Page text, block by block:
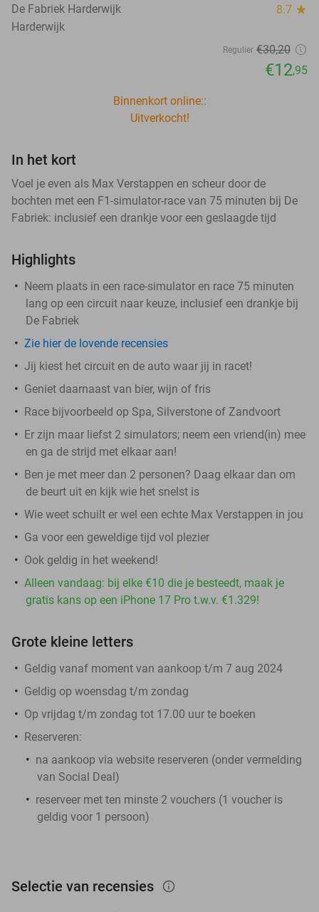
De Fabriek Harderwijk 8.7 star
Harderwijk
Regulier €30,20
€12,95
Binnenkort online::
Uitverkocht!
In het kort
Voel je even als Max Verstappen en scheur door de
bochten met een F1-simulator-race van 75 minuten bij De
Fabriek: inclusief een drankje voor een geslaagde tijd
Highlights
Neem plaats in een race-simulator en race 75 minuten
lang op een circuit naar keuze, inclusief een drankje bij
De Fabriek
Zie hier de lovende recensies
Jij kiest het circuit en de auto waar jij in racet!
Geniet daarnaast van bier, wijn of fris
Race bijvoorbeeld op Spa, Silverstone of Zandvoort
Er zijn maar liefst 2 simulators; neem een vriend(in) mee
en ga de strijd met elkaar aan!
Ben je met meer dan 2 personen? Daag elkaar dan om
de beurt uit en kijk wie het snelst is
Wie weet schuilt er wel een echte Max Verstappen in jou
Ga voor een geweldige tijd vol plezier
Ook geldig in het weekend!
Alleen vandaag: bij elke €10 die je besteedt, maak je
gratis kans op een iPhone 17 Pro t.w.v. €1.329!
Grote kleine letters
Geldig vanaf moment van aankoop t/m 7 aug 2024
Geldig op woensdag t/m zondag
Op vrijdag t/m zondag tot 17.00 uur te boeken
Reserveren:
na aankoop via website reserveren (onder vermelding
van Social Deal)
reserveer met ten minste 2 vouchers (1 voucher is
geldig voor 1 persoon)
Selectie van recensies info_outlined